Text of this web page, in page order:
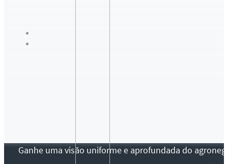
Ganhe uma visão uniforme e aprofundada do